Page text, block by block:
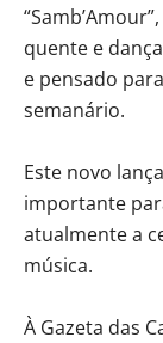
quente e
e pensado
semanário.
Este novo
importante
atualmente a
música.
À Gazeta das